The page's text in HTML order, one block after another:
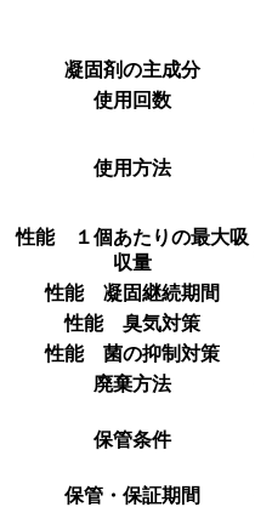
凝固剤の主成分
使用回数
使用方法
性能 １個あたりの最大吸
収量
性能 凝固継続期間
性能 臭気対策
性能 菌の抑制対策
廃棄方法
保管条件
保管・保証期間